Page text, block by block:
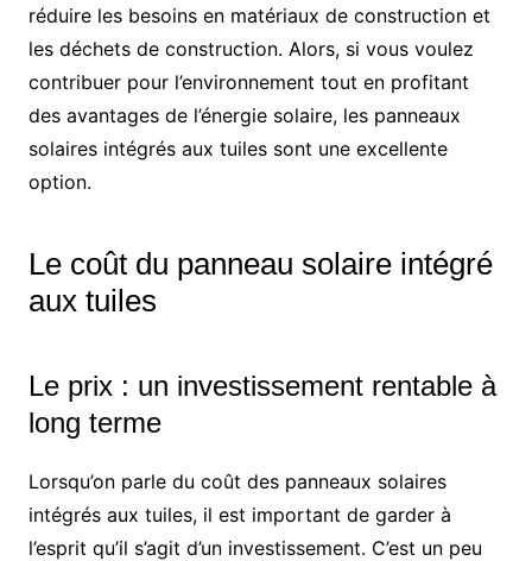
réduire les besoins en matériaux de construction et
les déchets de construction. Alors, si vous voulez
contribuer pour l’environnement tout en profitant
des avantages de l’énergie solaire, les panneaux
solaires intégrés aux tuiles sont une excellente
option.
Le coût du panneau solaire intégré
aux tuiles
Le prix : un investissement rentable à
long terme
Lorsqu’on parle du coût des panneaux solaires
intégrés aux tuiles, il est important de garder à
l’esprit qu’il s’agit d’un investissement. C’est un peu